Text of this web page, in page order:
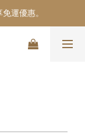
運優惠。